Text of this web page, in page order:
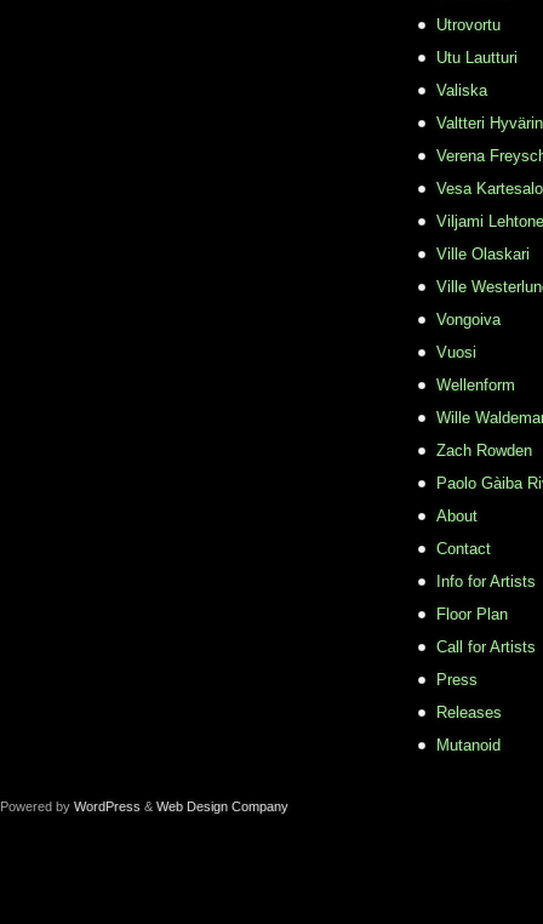
Utrovortu
Utu Lautturi
Valiska
Valtteri
Verena
Vesa Kartesalo
Viljami
Ville Olaskari
Ville
Vongoiva
Vuosi
Wellenform
Wille
Zach Rowden
​Paolo Gàiba
About
Contact
Info for Artists
Floor Plan
Call for Artists
Press
Releases
Mutanoid
Powered by WordPress & Web Design Company